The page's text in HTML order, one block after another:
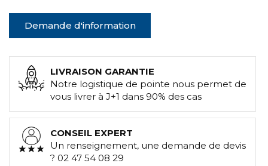
Demande d'information
LIVRAISON GARANTIE
Notre logistique de pointe nous permet de
vous livrer à J+1 dans 90% des cas
CONSEIL EXPERT
Un renseignement, une demande de devis
? 02 47 54 08 29